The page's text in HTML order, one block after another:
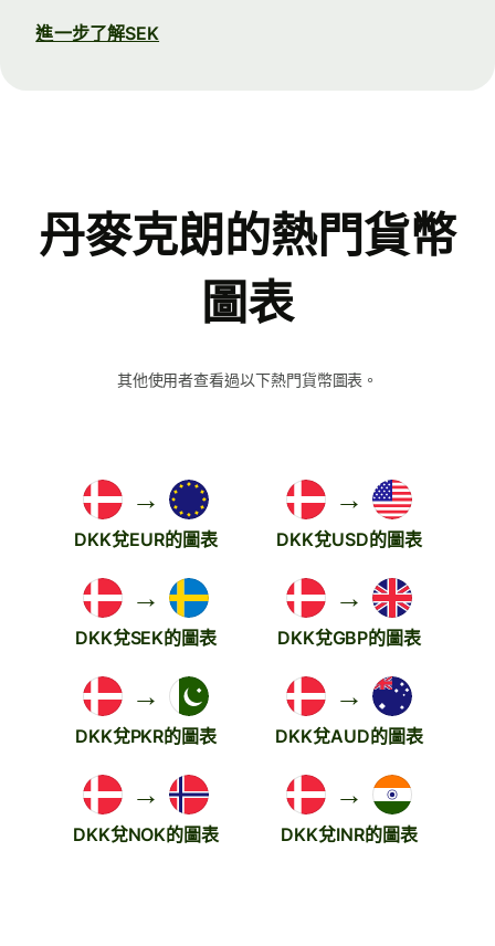
進一步了解SEK
丹麥克朗的熱門貨幣
圖表
其他使用者查看過以下熱門貨幣圖表。
→
DKK兌EUR的圖表
→
DKK兌USD的圖表
→
DKK兌SEK的圖表
→
DKK兌GBP的圖表
→
DKK兌PKR的圖表
→
DKK兌AUD的圖表
→
DKK兌NOK的圖表
→
DKK兌INR的圖表